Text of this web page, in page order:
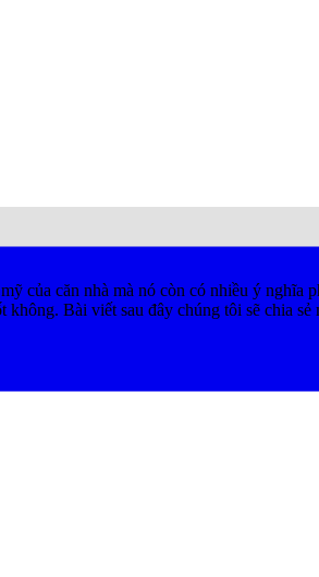
của căn nhà mà nó còn có nhiều ý
không. Bài viết sau đây chúng tôi sẽ chia